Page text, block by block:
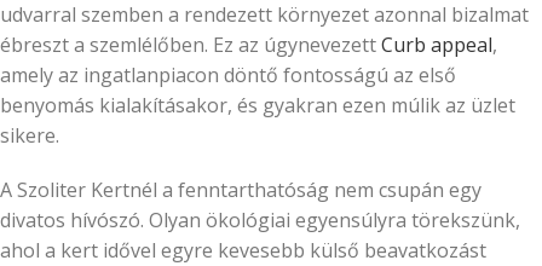
udvarral szemben a rendezett környezet azonnal bizalmat
ébreszt a szemlélőben. Ez az úgynevezettCurb appeal,
amely az ingatlanpiacon döntő fontosságú az első
benyomás kialakításakor, és gyakran ezen múlik az üzlet
sikere.
A Szoliter Kertnél a fenntarthatóság nem csupán egy
divatos hívószó. Olyan ökológiai egyensúlyra törekszünk,
ahol a kert idővel egyre kevesebb külső beavatkozást